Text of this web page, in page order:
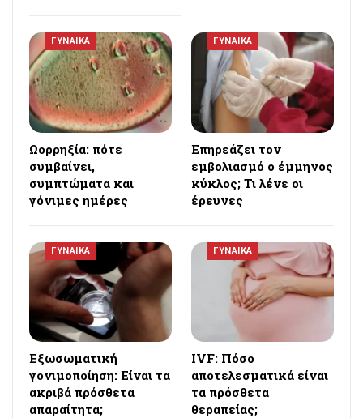
ΓΥΝΑΙΚΑ
Ωορρηξία: πότε
συμβαίνει,
συμπτώματα και
γόνιμες ημέρες
ΓΥΝΑΙΚΑ
Επηρεάζει τον
εμβολιασμό ο έμμηνος
κύκλος; Τι λένε οι
έρευνες
ΓΥΝΑΙΚΑ
Εξωσωματική
γονιμοποίηση: Είναι τα
ακριβά πρόσθετα
απαραίτητα;
ΓΥΝΑΙΚΑ
IVF: Πόσο
αποτελεσματικά είναι
τα πρόσθετα
θεραπείας;